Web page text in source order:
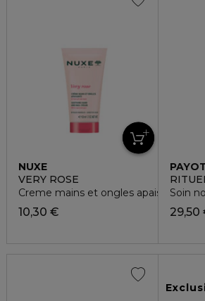
NUXE
VERY ROSE
Creme mains et ongles apaisante
10,30 €
Soin
29,50